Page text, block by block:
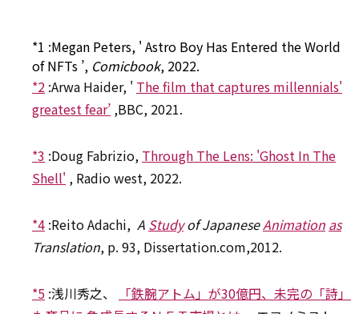
*1 :Megan Peters, ' Astro Boy Has Entered the World
of NFTs ’, Comicbook, 2022.
*2 :Arwa Haider, ' The film that captures millennials'
greatest fear’ ,BBC, 2021.
*3 :Doug Fabrizio, Through The Lens: 'Ghost In The
Shell' , Radio west, 2022.
*4 :Reito Adachi, A Studyof JapaneseAnimation as
Translation, p. 93, Dissertation.com,2012.
*5 :浅川秀之、
「鉄腕アトム」が30億円、未完の「詩」